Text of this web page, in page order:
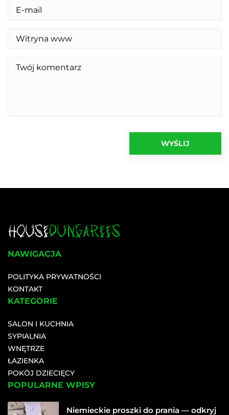
NAWIGACJA
POLITYKA PRYWATNOŚCI
KONTAKT
KATEGORIE
SALON I KUCHNIA
SYPIALNIA
WNĘTRZE
ŁAZIENKA
POKÓJ DZIECIĘCY
POPULARNE WPISY
Niemieckie proszki do prania — odkryj